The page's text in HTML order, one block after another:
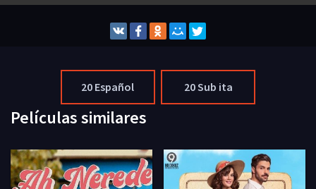
20 Español 20 Sub ita
Películas similares